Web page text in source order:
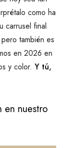
como ha
carrusel final
también es
en 2026 en
y color. Y tú,
en nuestro